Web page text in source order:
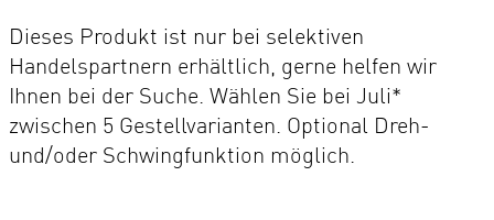
Dieses Produkt ist nur bei selektiven
Handelspartnern erhältlich, gerne helfen wir
Ihnen bei der Suche. Wählen Sie bei Juli*
zwischen 5 Gestellvarianten. Optional Dreh-
und/oder Schwingfunktion möglich.